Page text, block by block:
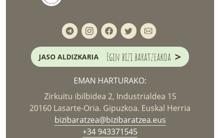
JASO ALDIZKARIA Egin bizi baratzeakoa >
EMAN HARTURAKO:
Zirkuitu ibilbidea 2, Industrialdea 15
20160 Lasarte-Oria. Gipuzkoa. Euskal Herria
bizibaratzea@bizibaratzea.eus
+34 943371545